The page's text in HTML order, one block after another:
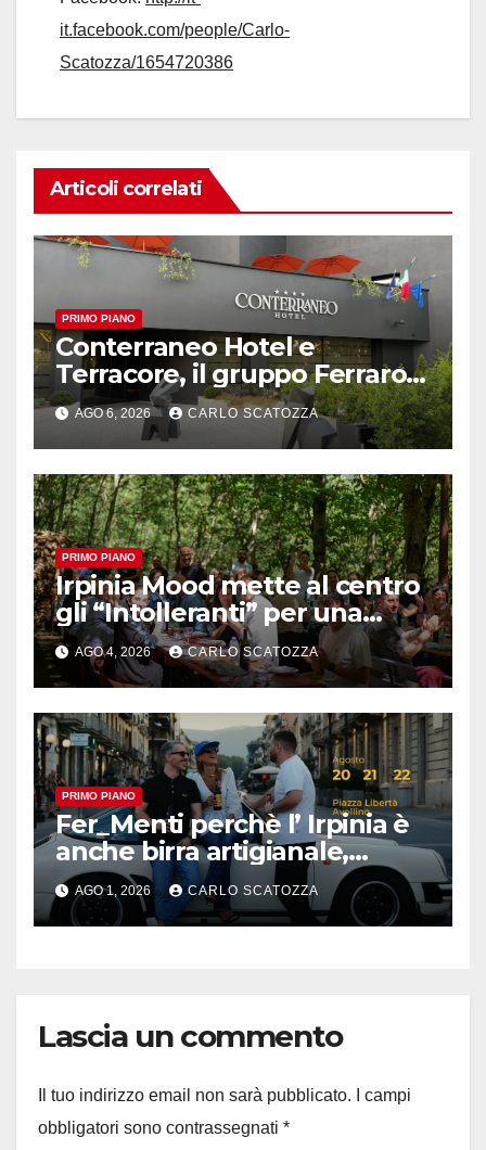
it.facebook.com/people/Carlo-
Scatozza/1654720386
Articoli correlati
PRIMO PIANO
Conterraneo Hotel e
Terracore, il gruppo Ferraro
amplia l’ ospitalità e il gusto
alle porte di Caserta
AGO 6, 2026 CARLO SCATOZZA
PRIMO PIANO
Irpinia Mood mette al centro
gli “Intolleranti” per una
rivoluzione sostenibile del
cibo
AGO 4, 2026 CARLO SCATOZZA
PRIMO PIANO
Fer_Menti perchè l’ Irpinia è
anche birra artigianale,
appuntamento ad Avellino
AGO 1, 2026 CARLO SCATOZZA
Lascia un commento
Il tuo indirizzo email non sarà pubblicato.
I campi
obbligatori sono contrassegnati *